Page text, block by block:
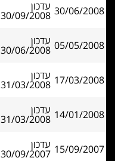
30/06/2008 עדכון
30/09/2008
05/05/2008 עדכון
30/06/2008
17/03/2008 עדכון
31/03/2008
14/01/2008 עדכון
31/03/2008
15/09/2007 עדכון
30/09/2007